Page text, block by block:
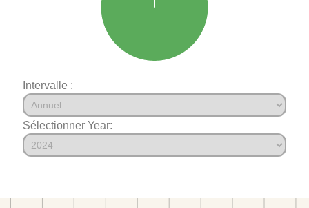
Intervalle :
Sélectionner Year: